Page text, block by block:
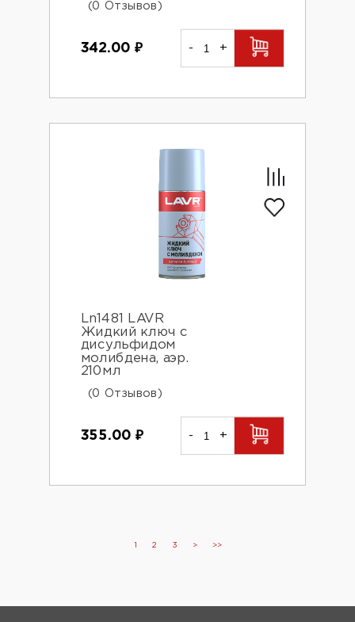
(0 Отзывов)
342.00 ₽ - +
Ln1481 LAVR
Жидкий ключ с
дисульфидом
молибдена, аэр.
210мл
(0 Отзывов)
355.00 ₽ - +
2 3 > >>